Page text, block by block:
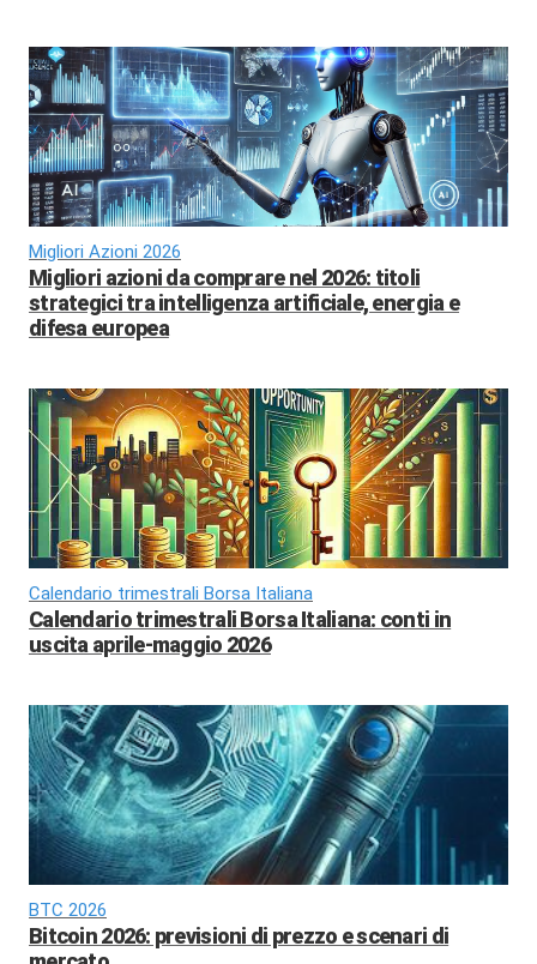
Migliori Azioni 2026
Migliori azioni da comprare nel 2026: titoli
strategici tra intelligenza artificiale, energia e
difesa europea
Calendario trimestrali Borsa Italiana
Calendario trimestrali Borsa Italiana: conti in
uscita aprile-maggio 2026
BTC 2026
Bitcoin 2026: previsioni di prezzo e scenari di